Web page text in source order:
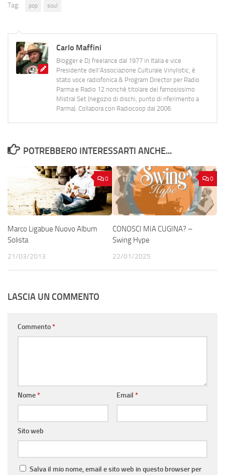
Tag: pop soul
Carlo Maffini
Blogger e DJ freelance dal 1977 in Italia e vice
Presidente dell'Associazione Culturale Vinylistic, è
stato voce radiofonica & Program Director per Radio
Parma e Radio 12 nonchè titolare del famosissimo
Mistral Set (negozio di dischi, punto di riferimento a
Parma). Collabora con Radiocoop dal 2006.
POTREBBERO INTERESSARTI ANCHE...
0
Marco Ligabue Nuovo Album
Solista
21/03/2013
0
CONOSCI MIA CUGINA? –
Swing Hype
22/01/2025
LASCIA UN COMMENTO
Commento*
Nome* Email *
Sito web
Salva il mio nome, email e sito web in questo browser per